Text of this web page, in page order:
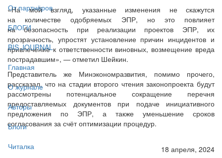
От партнёров
БЛОГИ
BIS JOURNAL
Главная
О журнале
Авторы
Блоги
Читалка
«На мой взгляд, указанные изменения не скажутся
на количестве одобряемых ЭПР, но это повлияет
на безопасность при реализации проектов ЭПР, их
прозрачность, упростят установление причин инцидентов и
привлечение к ответственности виновных, возмещение вреда
пострадавшим», — отметил Шейкин.
Представитель же Минэкономразвития, помимо прочего,
рассказал, что на стадии второго чтения законопроекта будут
рассмотрены потенциальное сокращение перечня
предоставляемых документов при подаче инициативного
предложения по ЭПР, а также уменьшение сроков
согласования за счёт оптимизации процедур.
18 апреля, 2024